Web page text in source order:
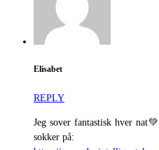
Elisabet
REPLY
Jeg sover fantastisk hver
sokker på: